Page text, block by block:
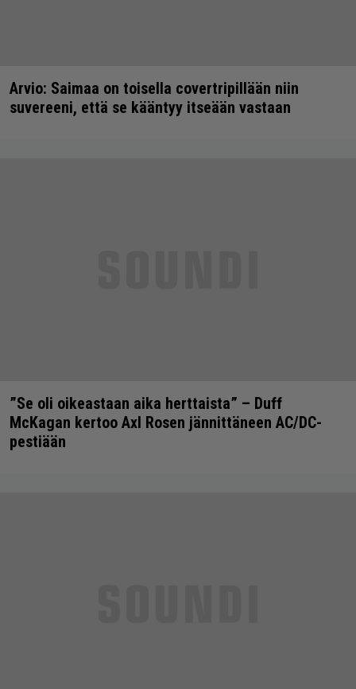
Arvio: Saimaa on toisella covertripillään niin
suvereeni, että se kääntyy itseään vastaan
”Se oli oikeastaan aika herttaista” – Duff
McKagan kertoo Axl Rosen jännittäneen AC/DC-
pestiään